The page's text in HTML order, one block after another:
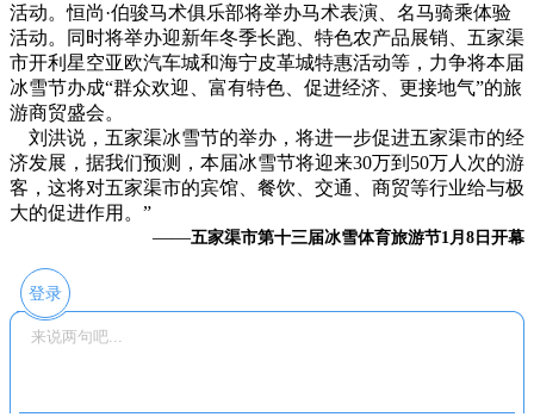
活动。恒尚·伯骏马术俱乐部将举办马术表演、名马骑乘体验
活动。同时将举办迎新年冬季长跑、特色农产品展销、五家渠
市开利星空亚欧汽车城和海宁皮革城特惠活动等，力争将本届
冰雪节办成“群众欢迎、富有特色、促进经济、更接地气”的旅
游商贸盛会。
刘洪说，五家渠冰雪节的举办，将进一步促进五家渠市的经
济发展，据我们预测，本届冰雪节将迎来30万到50万人次的游
客，这将对五家渠市的宾馆、餐饮、交通、商贸等行业给与极
大的促进作用。”
——五家渠市第十三届冰雪体育旅游节1月8日开幕
登录